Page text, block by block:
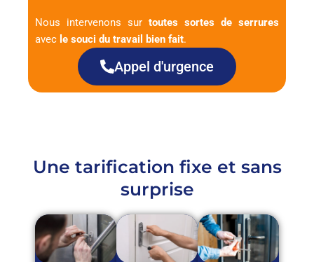
Nous intervenons sur toutes sortes de serrures
avec le souci du travail bien fait.
Appel d'urgence
Une tarification fixe et sans
surprise